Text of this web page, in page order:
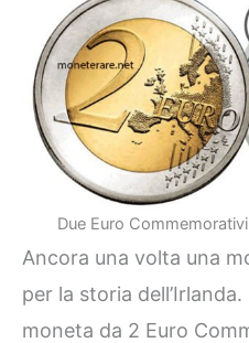
Due Euro
Ancora una volta una
per la storia
moneta da 2 Euro